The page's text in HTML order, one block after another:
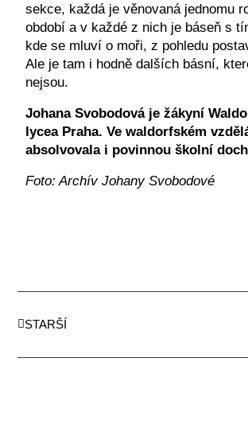
sekce, každá je věnovaná jednomu
období a v každé z nich je báseň s
kde se mluví o moři, z pohledu
Ale je tam i hodně dalších básní,
nejsou.
Johana Svobodová je žákyní
lycea Praha. Ve waldorfském
absolvovala i povinnou školní
Foto: Archív Johany Svobodové
STARŠÍ